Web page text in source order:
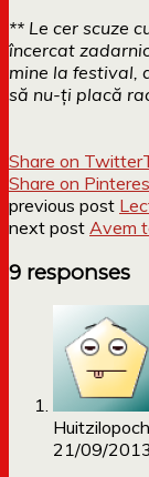
** Le cer scuze
încercat
mine la festival,
să nu-ți placă
Share on Twitter
Share on
previous post
next post Avem
9 responses
21/09/2013